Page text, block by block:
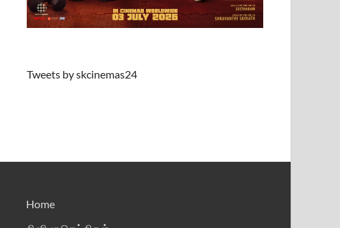
Tweets by skcinemas24
Home